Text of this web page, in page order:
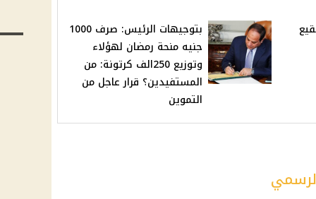
بتوجيهات الرئيس: صرف 1000
جنيه منحة رمضان لهؤلاء
وتوزيع 250الف كرتونة: من
المستفيدين؟ قرار عاجل من
التموين